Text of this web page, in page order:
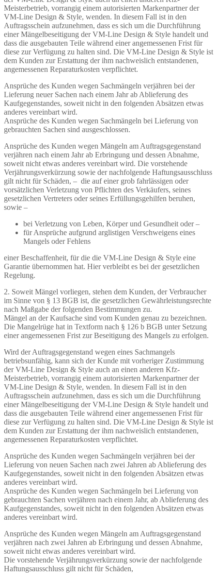
Meisterbetrieb, vorrangig einem autorisierten Markenpartner der
VM-Line Design & Style, wenden. In diesem Fall ist in den
Auftragsschein aufzunehmen, dass es sich um die Durchführung
einer Mängelbeseitigung der VM-Line Design & Style handelt und
dass die ausgebauten Teile während einer angemessenen Frist für
diese zur Verfügung zu halten sind. Die VM-Line Design & Style ist
dem Kunden zur Erstattung der ihm nachweislich entstandenen,
angemessenen Reparaturkosten verpflichtet.
Ansprüche des Kunden wegen Sachmängeln verjähren bei der
Lieferung neuer Sachen nach einem Jahr ab Ablieferung des
Kaufgegenstandes, soweit nicht in den folgenden Absätzen etwas
anderes vereinbart wird.
Ansprüche des Kunden wegen Sachmängeln bei Lieferung von
gebrauchten Sachen sind ausgeschlossen.
Ansprüche des Kunden wegen Mängeln am Auftragsgegenstand
verjähren nach einem Jahr ab Erbringung und dessen Abnahme,
soweit nicht etwas anderes vereinbart wird. Die vorstehende
Verjährungsverkürzung sowie der nachfolgende Haftungsausschluss
gilt nicht für Schäden, – die auf einer grob fahrlässigen oder
vorsätzlichen Verletzung von Pflichten des Verkäufers, seines
gesetzlichen Vertreters oder seines Erfüllungsgehilfen beruhen,
sowie –
bei Verletzung von Leben, Körper und Gesundheit oder –
für Ansprüche aufgrund arglistigen Verschweigens eines
Mangels oder Fehlens
einer Beschaffenheit, für die die VM-Line Design & Style eine
Garantie übernommen hat. Hier verbleibt es bei der gesetzlichen
Regelung.
2. Soweit Mängel vorliegen, stehen dem Kunden, der Verbraucher
im Sinne von § 13 BGB ist, die gesetzlichen Gewährleistungsrechte
nach Maßgabe der folgenden Bestimmungen zu.
Mängel an der Kaufsache sind vom Kunden genau zu bezeichnen.
Die Mangelrüge hat in Textform nach § 126 b BGB unter Setzung
einer angemessenen Frist zur Beseitigung des Mangels zu erfolgen.
Wird der Auftragsgegenstand wegen eines Sachmangels
betriebsunfähig, kann sich der Kunde mit vorheriger Zustimmung
der VM-Line Design & Style auch an einen anderen Kfz-
Meisterbetrieb, vorrangig einem autorisierten Markenpartner der
VM-Line Design & Style, wenden. In diesem Fall ist in den
Auftragsschein aufzunehmen, dass es sich um die Durchführung
einer Mängelbeseitigung der VM-Line Design & Style handelt und
dass die ausgebauten Teile während einer angemessenen Frist für
diese zur Verfügung zu halten sind. Die VM-Line Design & Style ist
dem Kunden zur Erstattung der ihm nachweislich entstandenen,
angemessenen Reparaturkosten verpflichtet.
Ansprüche des Kunden wegen Sachmängeln verjähren bei der
Lieferung von neuen Sachen nach zwei Jahren ab Ablieferung des
Kaufgegenstandes, soweit nicht in den folgenden Absätzen etwas
anderes vereinbart wird.
Ansprüche des Kunden wegen Sachmängeln bei Lieferung von
gebrauchten Sachen verjähren nach einem Jahr, ab Ablieferung des
Kaufgegenstandes, soweit nicht in den folgenden Absätzen etwas
anderes vereinbart wird.
Ansprüche des Kunden wegen Mängeln am Auftragsgegenstand
verjähren nach zwei Jahren ab Erbringung und dessen Abnahme,
soweit nicht etwas anderes vereinbart wird.
Die vorstehende Verjährungsverkürzung sowie der nachfolgende
Haftungsausschluss gilt nicht für Schäden,